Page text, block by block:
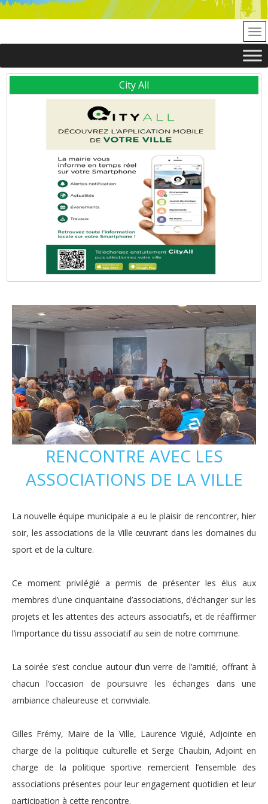
City All
RENCONTRE AVEC LES
ASSOCIATIONS DE LA VILLE
La nouvelle équipe municipale a eu le plaisir de rencontrer, hier
soir, les associations de la Ville œuvrant dans les domaines du
sport et de la culture.
Ce moment privilégié a permis de présenter les élus aux
membres d’une cinquantaine d’associations, d’échanger sur les
projets et les attentes des acteurs associatifs, et de réaffirmer
l’importance du tissu associatif au sein de notre commune.
La soirée s’est conclue autour d’un verre de l’amitié, offrant à
chacun l’occasion de poursuivre les échanges dans une
ambiance chaleureuse et conviviale.
Gilles Frémy, Maire de la Ville, Laurence Viguié, Adjointe en
charge de la politique culturelle et Serge Chaubin, Adjoint en
charge de la politique sportive remercient l’ensemble des
associations présentes pour leur engagement quotidien et leur
participation à cette rencontre.